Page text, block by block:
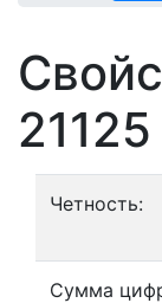
21125
Четность:
Сумма